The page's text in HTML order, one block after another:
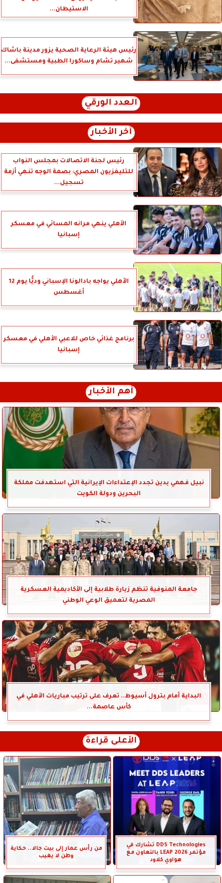
الاستيطان...
رئيس هيئة الرعاية الصحية يزور مدينة باشاك
شهير تشام وساكورا الطبية ومستشفى...
العدد الورقي
آخر الأخبار
رئيس لجنة الاتصالات بمجلس النواب
للتليفزيون المصري: بصمة الوجه تنهي أزمة
تسجيل...
الأهلي ينهي مرانه المسائي في معسكر
إسبانيا
الأهلي يواجه بادالونا الإسباني وديًّا يوم 12
أغسطس
برنامج غذائي خاص للاعبي الأهلي في معسكر
إسبانيا
أهم الأخبار
نبيل فهمي يدين تجدد الإعتداءات الإيرانية التي استهدفت مملكة
البحرين ودولة الكويت
جامعة المنوفية تنظم زيارة طلابية إلى الأكاديمية العسكرية
المصرية لتعميق الوعي الوطني
البداية أمام بترول أسيوط.. تعرف على ترتيب مباريات الأهلي في
كأس عاصمة...
الأعلى قراءة
DDS Technologies تشارك في
مؤتمر LEAP 2026 بالتعاون مع
هواوي كلاود
من رأس عمار إلى بيت جالا.. حكاية
وطن لا يغيب